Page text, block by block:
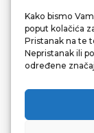
Kako bismo
poput kolačića
Pristanak na te
Nepristanak ili
određene